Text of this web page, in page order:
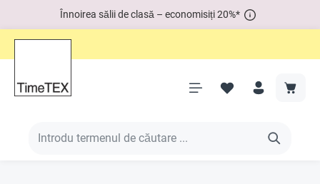
Înnoirea sălii de clasă – economisiți 20%*